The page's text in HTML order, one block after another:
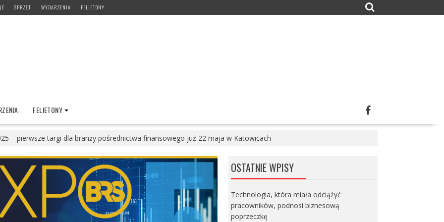
SPRZĘT WYDARZENIA FELIETONY
FELIETONY
– pierwsze targi dla branży pośrednictwa finansowego już 22 maja w Katowicach
OSTATNIE WPISY
Technologia, która miała odciążyć
pracowników, podnosi biznesową
poprzeczkę